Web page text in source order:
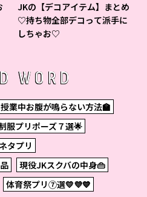
JKの【デコアイテム】まとめ
♡持ち物全部デコって派手に
しちゃお♡
WORD
授業中お腹が鳴らない方法🏫
服プリポーズ７選🌟
タプリ
現役JKスクバの中身👜
体育祭プリ⑦選💛💜💙